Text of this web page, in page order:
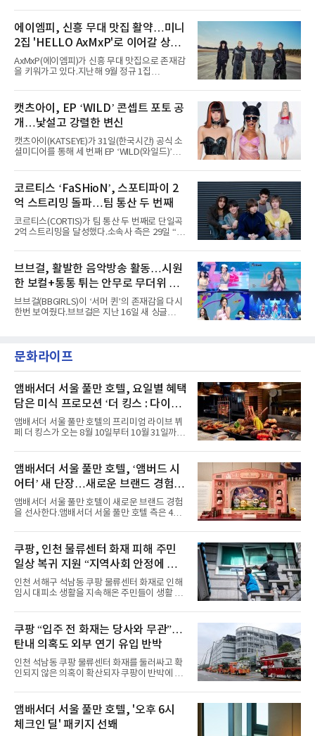
서 열린 ‘롤라팔루자 시카고’(Lollapalooza
Chicago)의 알리안츠 스테이지에 올랐다”며
“총 14곡으로 구성된 세트리스트를 선사, 데뷔 7
년 차다운 노련한 무대 매너와 파워풀한 에너지
로 현장의 분위기를 압도했다”고 밝혔다.1991
년 시작된 ‘롤라팔루자’는 8개 스테이지, 170여
팀의 아티스트와 40만 명 이상의 관객이 운집하
코르티스 등 K팝 스타들이 출연진 명단에 이름
을 올렸다.이날 에스파는
에이엠피, 신흥 무대 맛집 활약…미니
2집 'HELLO AxMxP'로 이어갈 상승
세
AxMxP(에이엠피)가 신흥 무대 맛집으로 존재감
을 키워가고 있다.지난해 9월 정규 1집
AxMxP는 데뷔 전부터 버스킹과 각종 페스티벌,
공연 무대에 오르며 실전 경험을 쌓아왔다.이들
은 소속사 패밀리 콘서트를 비롯해 '뷰티풀 민트
라이프 2025', '2025 부산국제록페스티벌' 등 대
형 무대에 잇달아 출연해 당찬 에너지와 풋풋한
매력으로 음악팬들의 눈도장을 찍었다.이후
AxMxP는 '카운트다운 판타지 2025-2026',
정적인 실력을 입증했고, 올해 '2026 어썸뮤직
페스티벌', '뷰티풀 민트 라이프 2026', '2026
캣츠아이, EP ‘WILD’ 콘셉트 포토 공
개…낯설고 강렬한 변신
캣츠아이(KATSEYE)가 31일(한국시간) 공식 소
셜미디어를 통해 세 번째 EP ‘WILD(와일드)’의
heart(와일드 하트)’라는 제목이 붙은 콘셉트 포
토에는 멤버들의 본능적이고 야성적인 면모가
강렬하게 담겼다. 짙은 아이섀도와 푸른빛·금빛·
붉은빛의 컬러 렌즈가 비현실적인 분위기를 자
아내고, 여러 원색이 불규칙하게 뒤섞인 멀티컬
러 헤어와 과감한 블루·블랙 립 메이크업이 낯설
고도 매혹적인 비주얼을 완성했다.스타일링 역
엣을 거침없이 결합했다. 멤버들은 각기 다른 개
성을 살린 스타일링을 선
코르티스 ‘FaSHioN’, 스포티파이 2
억 스트리밍 돌파…팀 통산 두 번째
코르티스(CORTIS)가 팀 통산 두 번째로 단일곡
2억 스트리밍을 달성했다.소속사 측은 29일 “코
벌 오디오·음원 스트리밍 플랫폼 스포티파이에
서 27일 자로 누적 재생 수 2억 회를 돌파했
다”고 밝혔다.곡이 발표된 지 약 10개월 만이다.
팀의 첫 번째 2억 스트리밍 곡은 동일 음반에 수
록된 ‘GO!’다. 이 노래는 공개 약 9개월 만인 지
난달 26일 자에 2억 고지를 밟았다. 이는 최근 5
년 내 데뷔한 보이그룹의 곡 중 최단기 2억 달성
했다. “내 티, 5 bucks 바지는, 만원” 등 멤버들
의 라이프 스타일
브브걸, 활발한 음악방송 활동…시원
한 보컬+통통 튀는 안무로 무더위 사
냥
브브걸(BBGIRLS)이 ‘서머 퀸’의 존재감을 다시
한번 보여줬다.브브걸은 지난 16일 새 싱글
MBC '쇼! 음악중심', SBS '인기가요' 등 주요 음
악방송 무대에 올라 화려한 퍼포먼스를 펼쳤다.
력을 앞세워 매 무대 색다른 볼거리를 선사했다.
특히 화사한 파스텔 톤의 비치웨어부터 청량한
마린룩, 햇살 아래 반짝이는 물결을 연상시키는
스커트, 강렬한 붉은 계열의 스타일링까지 각기
다른 매력을 선보였다. 브브걸은 다채로운 여름
패션을 완벽하게 소화하며 보
문화라이프
앰배서더 서울 풀만 호텔, 요일별 혜택
담은 미식 프로모션 ‘더 킹스 : 다이닝
프리빌리지즈’ 선봬
앰배서더 서울 풀만 호텔의 프리미엄 라이브 뷔
페 더 킹스가 오는 8월 10일부터 10월 31일까지
즈’를 선보인다.앰배서더 서울 풀만 호텔 측은
“요일마다 다른 즐거움과 한층 깊어진 미식의 여
유를 경험할 수 있도록 기획했다”고 밝혔다.먼저
월요일과 화요일에는 한 주의 문을 여는 여유로
운 식사를 테마로 다양한 혜택이 마련된다. 런치
이용 시 성인 5인 이상 사전 예약 고객에게 성인
1인 무료 혜택을 제공하며, 디너 이용 시에는 성
유료 회원 고객을 대상으로 5% 추가 할인 또는
바우처 1매 추가
앰배서더 서울 풀만 호텔, ‘앰버드 시
어터’ 새 단장…새로운 브랜드 경험 선
사
앰배서더 서울 풀만 호텔이 새로운 브랜드 경험
을 선사한다.앰배서더 서울 풀만 호텔 측은 4일
이야기를 담은 인형 극장 콘셉트의 공간 ‘앰버드
시어터(Ambird Theater)’를 새롭게 선보인
다”고 밝혔다.앰배서더 서울 풀만 호텔은 로비
한편에 마련된 앰버드 존을 통해 앰버드의 세계
관을 소개해왔다. 앰버드 존은 앰버드가 우주여
행 중 수집한 다양한 굿즈를 전시한 '앰버드 플래
닛(Ambird Planet)과 계절별 플라워 연출로 사
라 극장을 모티브로 한 데코레이션으로 구성됐
다. 무대 공간 및 티켓 박스
쿠팡, 인천 물류센터 화재 피해 주민
일상 복귀 지원 “지역사회 안정에 총
력”
인천 서해구 석남동 쿠팡 물류센터 화재로 인해
임시 대피소 생활을 지속해온 주민들이 생활 터
필먼트서비스(CFS)가 지난 28일부터 화재 피해
주민을 대상으로 전문 출장 청소서비스 지원에
나섬으로써 본격적인 지역사회 복구 작업이 시
작된 것이다.대피소 주민 중심 청소 접수, 첫날
부터 2가구 지원 완료CFS는 신현초등학교, 신
현북초등학교, 신현여자중학교 등 인천 서해구
관내 임시 대피소 3곳에서 체류해온 화재 피해
민들의 호응 속에 CFS는 즉시 행동에 나섰다. 지
난 28일 오후 전문 청소업체와
쿠팡 “입주 전 화재는 당사와 무관”…
탄내 의혹도 외부 연기 유입 반박
인천 석남동 쿠팡 물류센터 화재를 둘러싸고 확
인되지 않은 의혹이 확산되자 쿠팡이 반박에 나
에 대해서는 외부 화재 연기 유입이라고 설명했
고, 2023년 같은 물류센터에서 발생한 화재에
대해서도 쿠팡 입주 전 공사 과정에서 벌어진 일
이라며 선을 그었다.쿠팡은 21일 인천 물류센터
앰배서더 서울 풀만 호텔, '오후 6시
체크인 딜' 패키지 선봬